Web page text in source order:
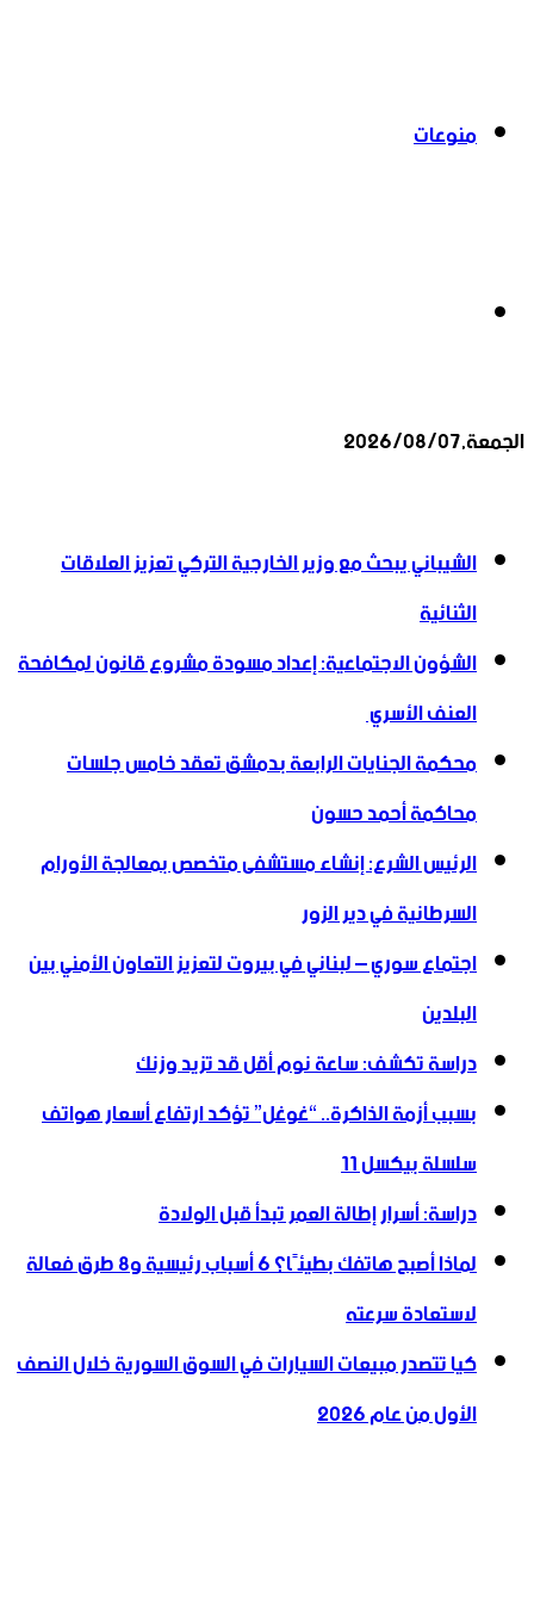
منوعات
الجمعة,2026/08/07
الشيباني يبحث مع وزير الخارجية التركي تعزيز العلاقات
الثنائية
الشؤون الاجتماعية: إعداد مسودة مشروع قانون لمكافحة
العنف الأسري ‏
محكمة الجنايات الرابعة بدمشق تعقد خامس جلسات
محاكمة أحمد حسون
الرئيس الشرع: إنشاء ‌‏مستشفى متخصص بمعالجة الأورام
السرطانية في دير الزور
اجتماع سوري – لبناني في بيروت لتعزيز التعاون ‏الأمني ‏بين
البلدين
دراسة تكشف: ساعة نوم أقل قد تزيد وزنك
بسبب أزمة الذاكرة.. “غوغل” تؤكد ارتفاع أسعار هواتف
سلسلة بيكسل 11
دراسة: أسرار إطالة العمر تبدأ قبل الولادة
لماذا أصبح هاتفك بطيئًا؟ 6 أسباب رئيسية و8 طرق فعالة
لاستعادة سرعته
كيا تتصدر مبيعات السيارات في السوق السورية خلال النصف
الأول من عام 2026